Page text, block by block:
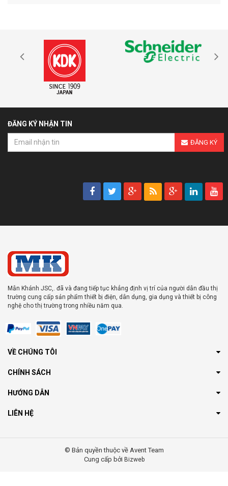
ĐĂNG KÝ NHẬN TIN
ĐĂNG KÝ
Mẫn Khánh JSC,. đã và đang tiếp tục khẳng định vị trí của người dẫn đầu thị
trường cung cấp sản phẩm thiết bị điện, dân dụng, gia dụng và thiết bị công
nghệ cho thị trường trong nhiều năm qua.
VỀ CHÚNG TÔI
CHÍNH SÁCH
HƯỚNG DẪN
LIÊN HỆ
© Bản quyền thuộc về Avent Team
Cung cấp bởi Bizweb